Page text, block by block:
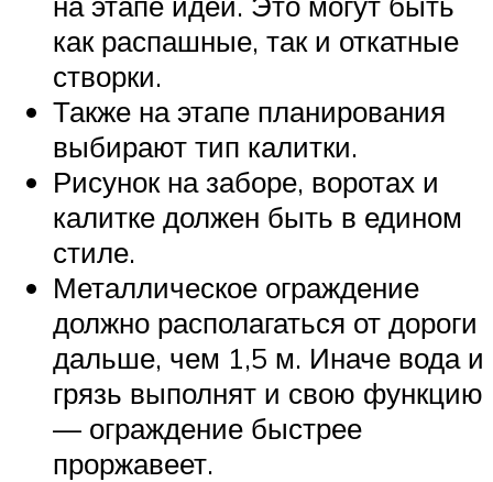
как распашные, так и откатные
створки.
Также на этапе планирования
выбирают тип калитки.
Рисунок на заборе, воротах и
калитке должен быть в едином
стиле.
Металлическое ограждение
должно располагаться от дороги
дальше, чем 1,5 м. Иначе вода и
грязь выполнят и свою функцию
— ограждение быстрее
проржавеет.